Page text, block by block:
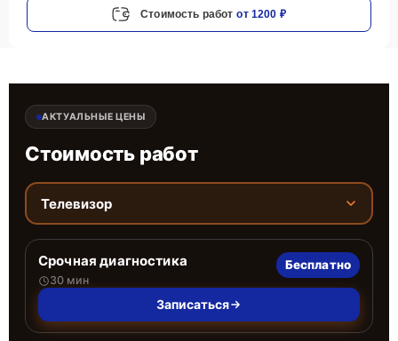
Стоимость работ от 1200 ₽
АКТУАЛЬНЫЕ ЦЕНЫ
Стоимость работ
Телевизор
Срочная диагностика
30 мин
Бесплатно
Записаться